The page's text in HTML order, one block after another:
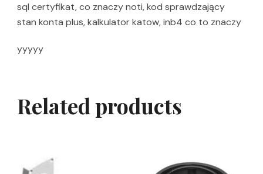
sql certyfikat, co znaczy noti, kod sprawdzający
stan konta plus, kalkulator katow, inb4 co to znaczy
yyyyy
Related products